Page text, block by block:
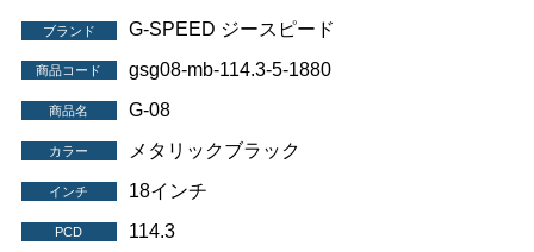
ブランド G-SPEED ジースピード
商品コード gsg08-mb-114.3-5-1880
商品名 G-08
カラー メタリックブラック
インチ 18インチ
PCD 114.3